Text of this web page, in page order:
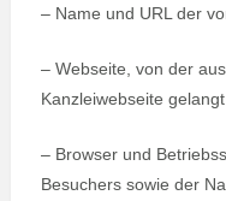
– Name und URL der
– Webseite, von der
Kanzleiwebseite
– Browser und
Besuchers sowie der